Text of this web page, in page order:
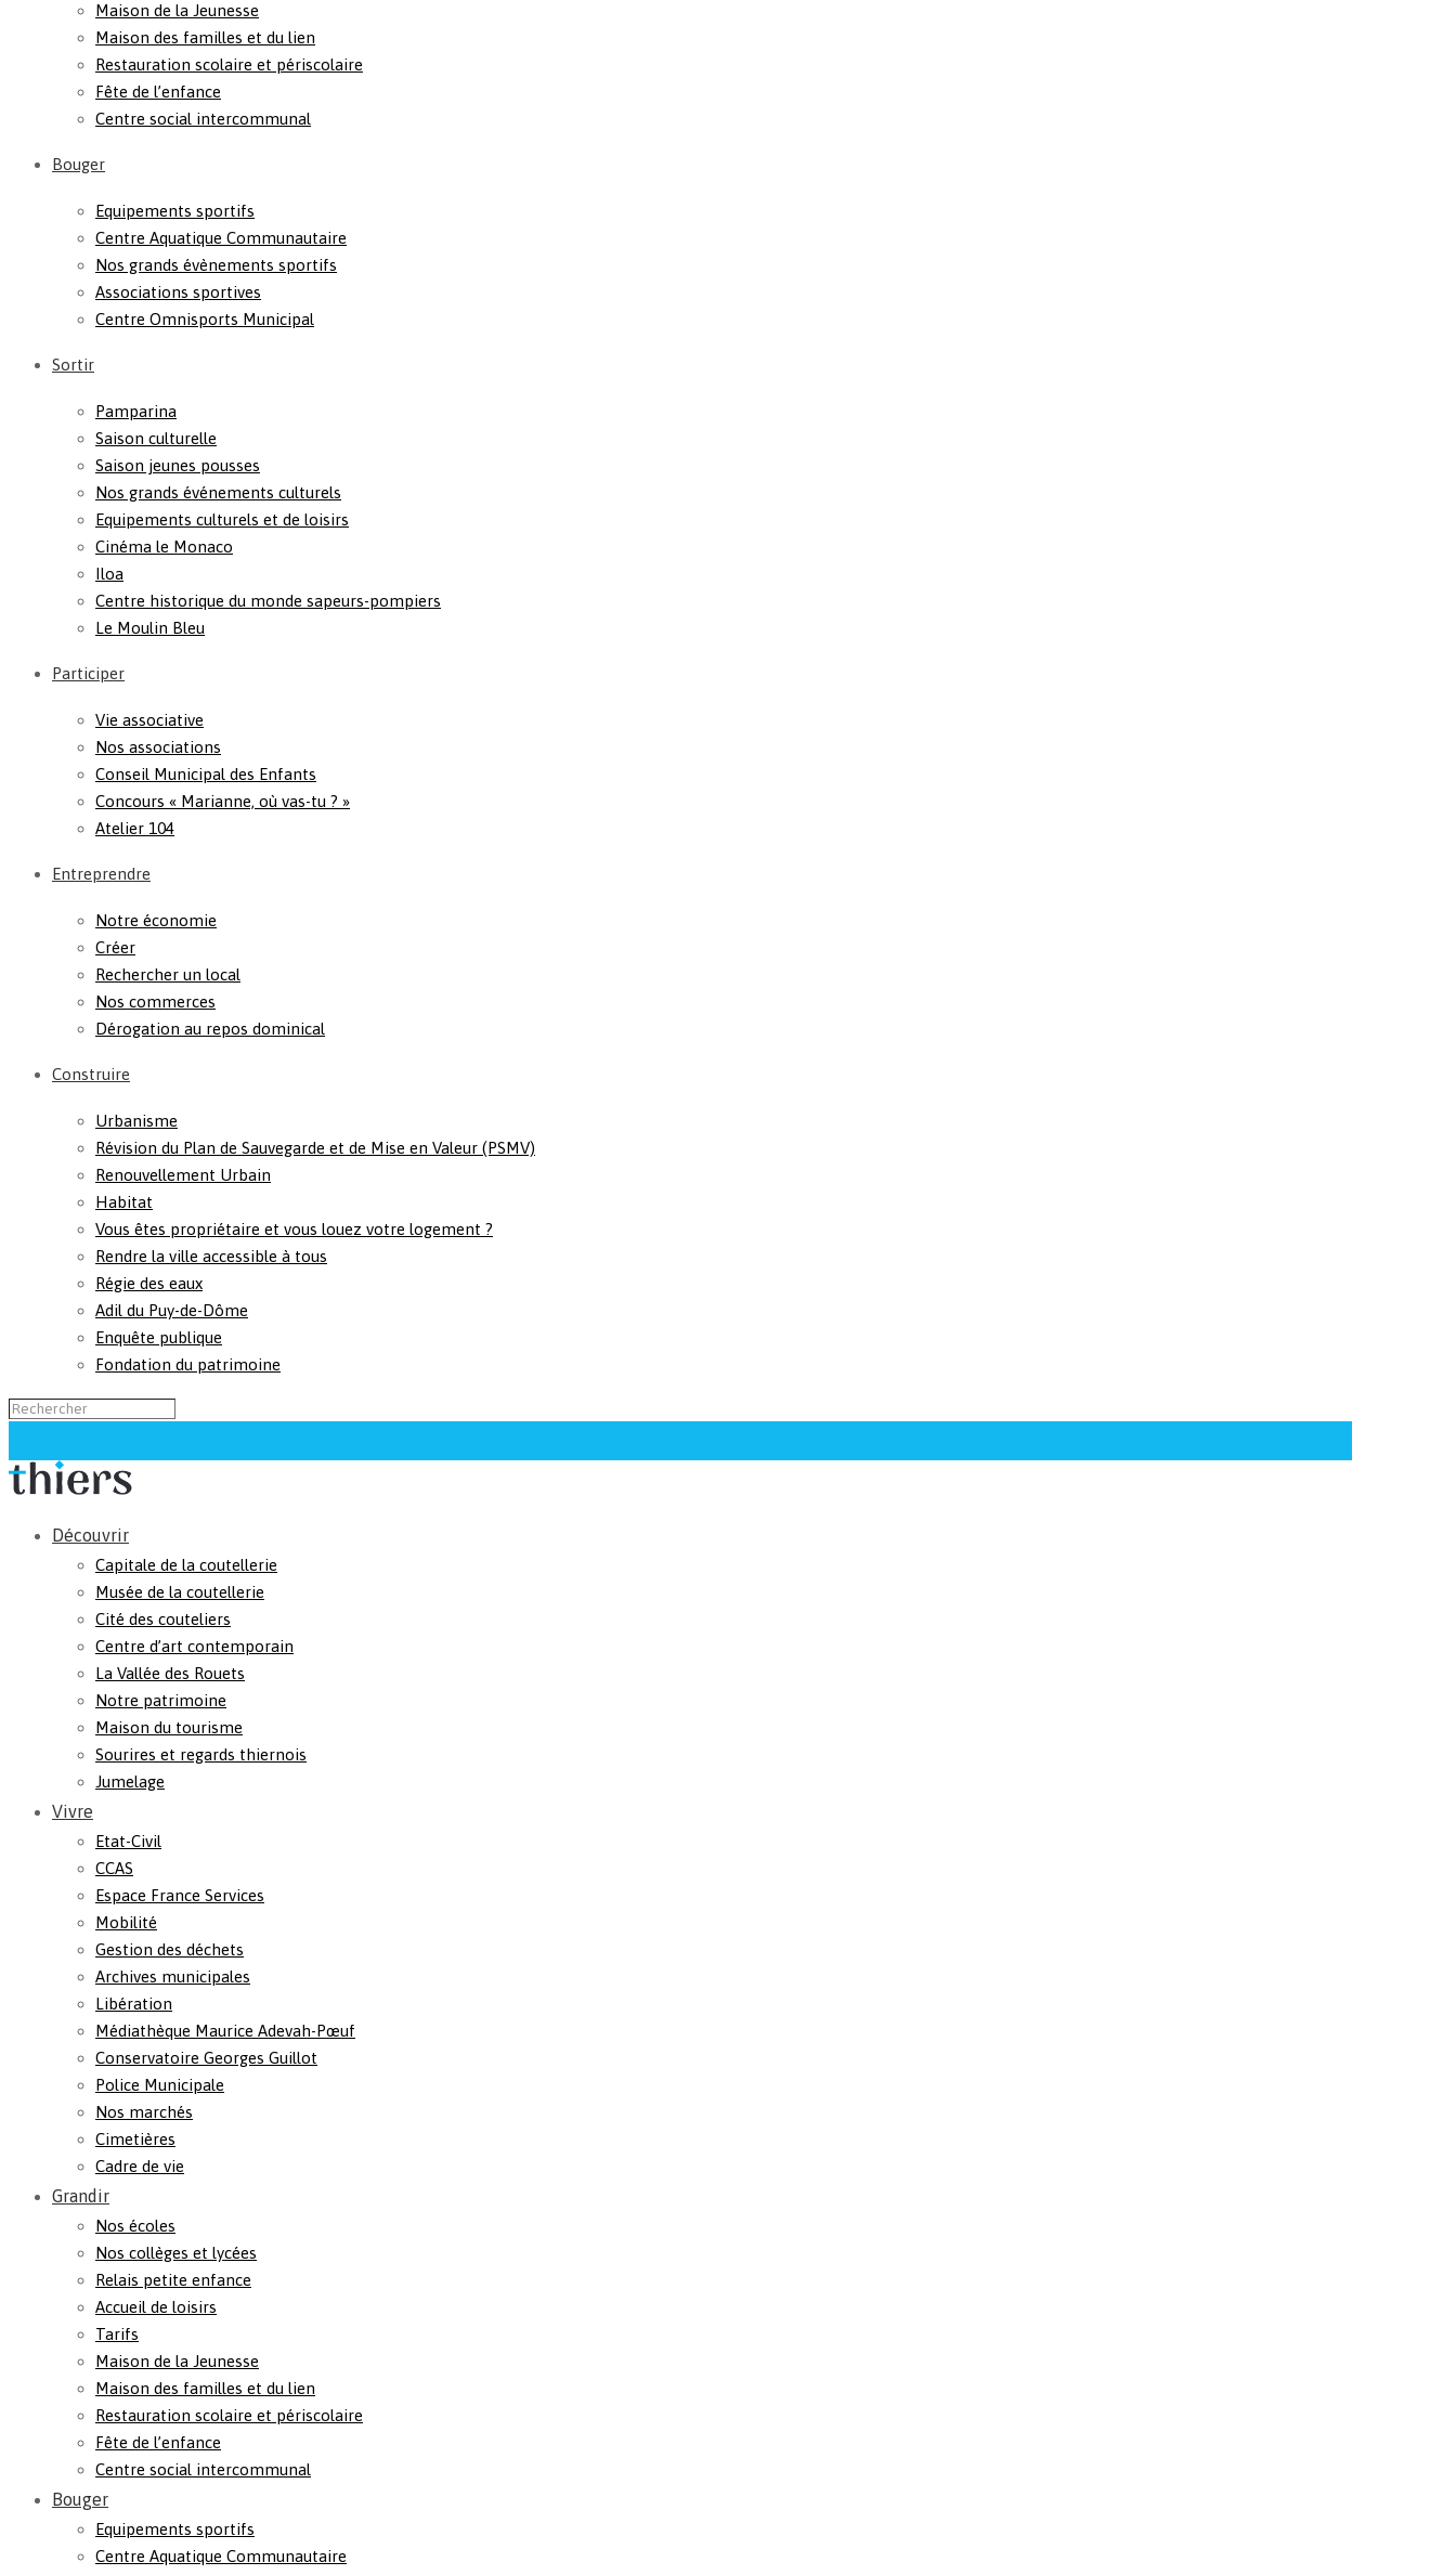
Maison de la Jeunesse
Maison des familles et du lien
Restauration scolaire et périscolaire
Fête de l’enfance
Centre social intercommunal
Bouger
Equipements sportifs
Centre Aquatique Communautaire
Nos grands évènements sportifs
Associations sportives
Centre Omnisports Municipal
Sortir
Pamparina
Saison culturelle
Saison jeunes pousses
Nos grands événements culturels
Equipements culturels et de loisirs
Cinéma le Monaco
Iloa
Centre historique du monde sapeurs-pompiers
Le Moulin Bleu
Participer
Vie associative
Nos associations
Conseil Municipal des Enfants
Concours « Marianne, où vas-tu ? »
Atelier 104
Entreprendre
Notre économie
Créer
Rechercher un local
Nos commerces
Dérogation au repos dominical
Construire
Urbanisme
Révision du Plan de Sauvegarde et de Mise en Valeur (PSMV)
Renouvellement Urbain
Habitat
Vous êtes propriétaire et vous louez votre logement ?
Rendre la ville accessible à tous
Régie des eaux
Adil du Puy-de-Dôme
Enquête publique
Fondation du patrimoine
Découvrir
Capitale de la coutellerie
Musée de la coutellerie
Cité des couteliers
Centre d’art contemporain
La Vallée des Rouets
Notre patrimoine
Maison du tourisme
Sourires et regards thiernois
Jumelage
Vivre
Etat-Civil
CCAS
Espace France Services
Mobilité
Gestion des déchets
Archives municipales
Libération
Médiathèque Maurice Adevah-Pœuf
Conservatoire Georges Guillot
Police Municipale
Nos marchés
Cimetières
Cadre de vie
Grandir
Nos écoles
Nos collèges et lycées
Relais petite enfance
Accueil de loisirs
Tarifs
Maison de la Jeunesse
Maison des familles et du lien
Restauration scolaire et périscolaire
Fête de l’enfance
Centre social intercommunal
Bouger
Equipements sportifs
Centre Aquatique Communautaire